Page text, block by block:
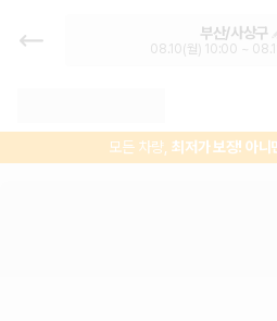
부산 렌트카 - 사상
교, 최저가 보장 1위
부산/사상구
08.10(월) 10:00 ~
모든 차량,최저가 보장! 아니